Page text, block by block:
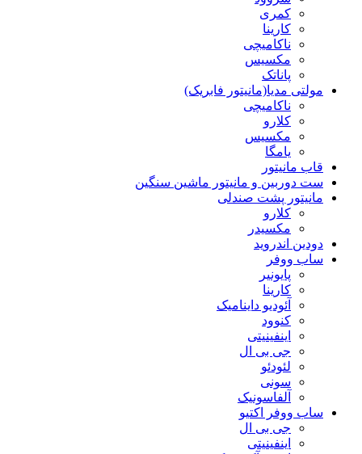
کمری
کارینا
ناکامیچی
مکسیس
پاناتک
مولتی مدیا(مانیتور فابریک)
ناکامیچی
کلارو
مکسیس
یامگا
قاب مانیتور
ست دوربین و مانیتور ماشین سنگین
مانیتور پشت صندلی
کلارو
مکسیدر
دودین اندروید
ساب ووفر
پایونیر
کارینا
آئودیو داینامیک
کنوود
اینفینیتی
جی بی ال
لئودئو
سونی
آلفاسونیک
ساب ووفر اکتیو
جی بی ال
اینفینیتی